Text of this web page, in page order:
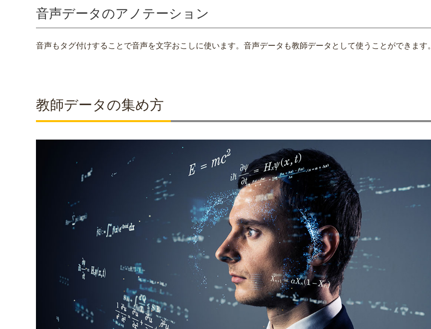
音声データのアノテーション
音声もタグ付けすることで音声を文字おこしに使います。音声データも教師データとして使うことができます。
教師データの集め方